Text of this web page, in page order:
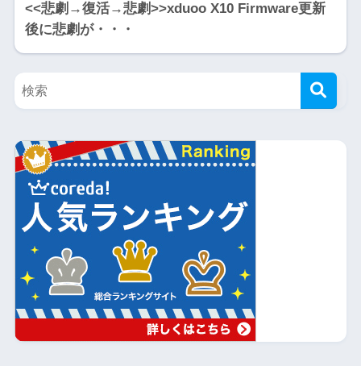
<<悲劇→復活→悲劇>>xduoo X10 Firmware更新
後に悲劇が・・・